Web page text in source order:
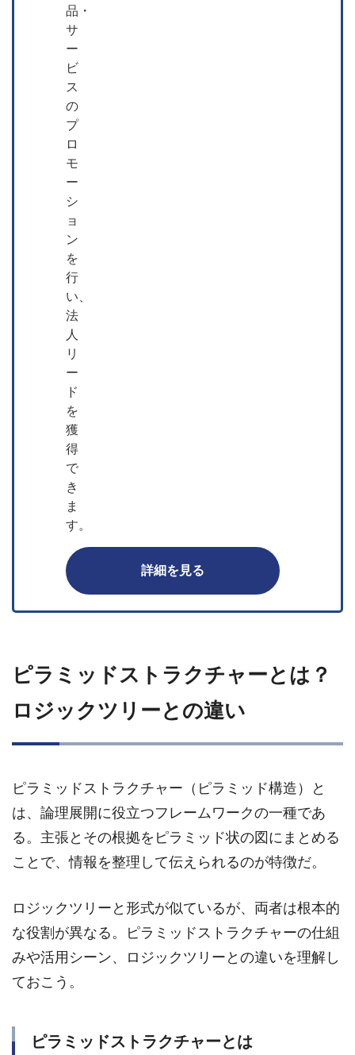
品・
サ
ー
ビ
ス
の
プ
ロ
モ
ー
シ
ョ
ン
を
行
い、
法
人
リ
ー
ド
を
獲
得
で
き
ま
す。
詳細を見る
ピラミッドストラクチャーとは？
ロジックツリーとの違い
ピラミッドストラクチャー（ピラミッド構造）と
は、論理展開に役立つフレームワークの一種であ
る。主張とその根拠をピラミッド状の図にまとめる
ことで、情報を整理して伝えられるのが特徴だ。
ロジックツリーと形式が似ているが、両者は根本的
な役割が異なる。ピラミッドストラクチャーの仕組
みや活用シーン、ロジックツリーとの違いを理解し
ておこう。
ピラミッドストラクチャーとは